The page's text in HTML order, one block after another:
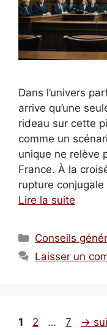
Dans l’univers
arrive qu’une
rideau sur cette
comme un
unique ne relève
France. À la
rupture
Lire la suite
Catégories
Conseils
Laisser un
Page
1 Page
2 … Page
7 →